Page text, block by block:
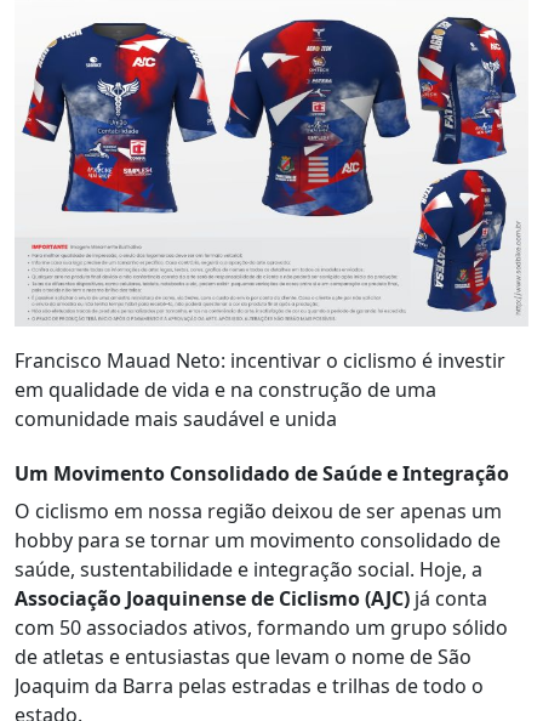
Francisco Mauad Neto: incentivar o ciclismo é investir
em qualidade de vida e na construção de uma
comunidade mais saudável e unida
Um Movimento Consolidado de Saúde e Integração
O ciclismo em nossa região deixou de ser apenas um
hobby para se tornar um movimento consolidado de
saúde, sustentabilidade e integração social. Hoje, a
Associação Joaquinense de Ciclismo (AJC) já conta
com 50 associados ativos, formando um grupo sólido
de atletas e entusiastas que levam o nome de São
Joaquim da Barra pelas estradas e trilhas de todo o
estado.